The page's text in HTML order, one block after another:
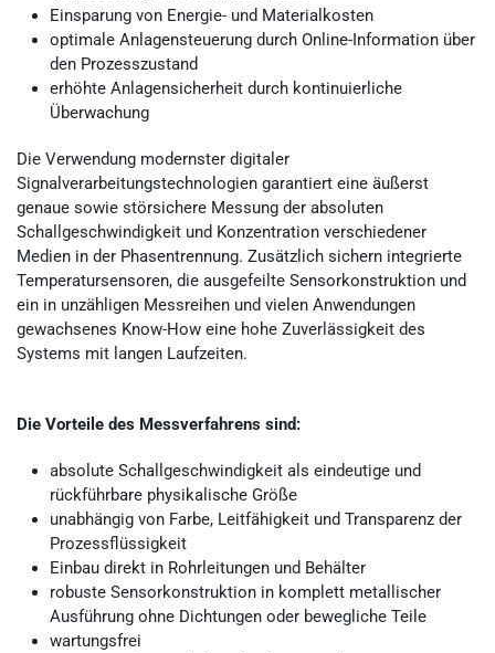
Einsparung von Energie- und Materialkosten
optimale Anlagensteuerung durch Online-Information über
den Prozesszustand
erhöhte Anlagensicherheit durch kontinuierliche
Überwachung
Die Verwendung modernster digitaler
Signalverarbeitungstechnologien garantiert eine äußerst
genaue sowie störsichere Messung der absoluten
Schallgeschwindigkeit und Konzentration verschiedener
Medien in der Phasentrennung. Zusätzlich sichern integrierte
Temperatursensoren, die ausgefeilte Sensorkonstruktion und
ein in unzähligen Messreihen und vielen Anwendungen
gewachsenes Know-How eine hohe Zuverlässigkeit des
Systems mit langen Laufzeiten.
Die Vorteile des Messverfahrens sind:
absolute Schallgeschwindigkeit als eindeutige und
rückführbare physikalische Größe
unabhängig von Farbe, Leitfähigkeit und Transparenz der
Prozessflüssigkeit
Einbau direkt in Rohrleitungen und Behälter
robuste Sensorkonstruktion in komplett metallischer
Ausführung ohne Dichtungen oder bewegliche Teile
wartungsfrei